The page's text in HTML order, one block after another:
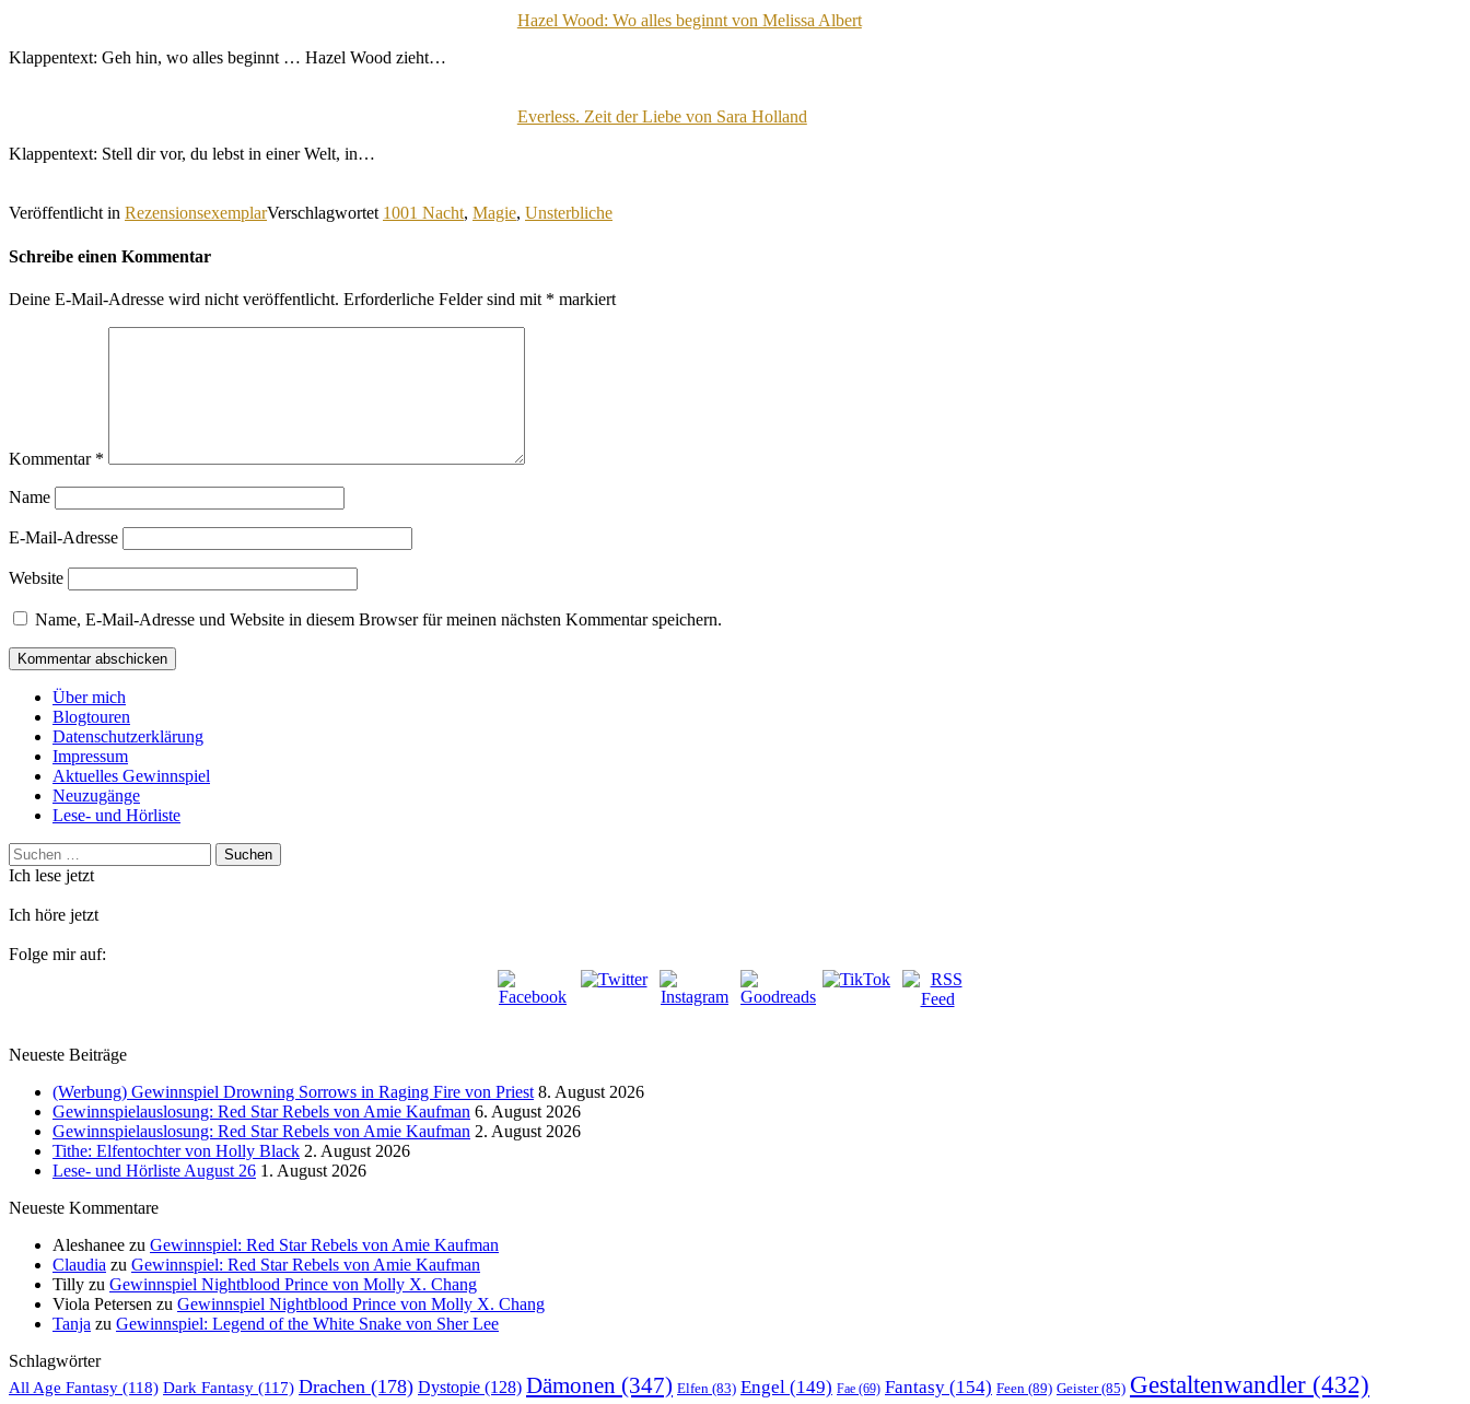
Hazel Wood: Wo alles beginnt von Melissa Albert
Klappentext: Geh hin, wo alles beginnt … Hazel Wood zieht…
Everless. Zeit der Liebe von Sara Holland
Klappentext: Stell dir vor, du lebst in einer Welt, in…
Veröffentlicht in RezensionsexemplarVerschlagwortet 1001 Nacht, Magie, Unsterbliche
Schreibe einen Kommentar
Deine E-Mail-Adresse wird nicht veröffentlicht. Erforderliche Felder sind mit * markiert
Kommentar *
Name
E-Mail-Adresse
Website
Name, E-Mail-Adresse und Website in diesem Browser für meinen nächsten Kommentar speichern.
Über mich
Blogtouren
Datenschutzerklärung
Impressum
Aktuelles Gewinnspiel
Neuzugänge
Lese- und Hörliste
Suchen
nach:
Ich lese jetzt
Ich höre jetzt
Folge mir auf:
Neueste Beiträge
(Werbung) Gewinnspiel Drowning Sorrows in Raging Fire von Priest 8. August 2026
Gewinnspielauslosung: Red Star Rebels von Amie Kaufman 6. August 2026
Gewinnspielauslosung: Red Star Rebels von Amie Kaufman 2. August 2026
Tithe: Elfentochter von Holly Black 2. August 2026
Lese- und Hörliste August 26 1. August 2026
Neueste Kommentare
Aleshanee zu Gewinnspiel: Red Star Rebels von Amie Kaufman
Claudia zu Gewinnspiel: Red Star Rebels von Amie Kaufman
Tilly zu Gewinnspiel Nightblood Prince von Molly X. Chang
Viola Petersen zu Gewinnspiel Nightblood Prince von Molly X. Chang
Tanja zu Gewinnspiel: Legend of the White Snake von Sher Lee
Schlagwörter
All Age Fantasy (118) Dark Fantasy (117) Drachen (178) Dystopie (128) Dämonen (347) Elfen (83) Engel (149) Fae (69) Fantasy (154) Feen (89) Geister(85) Gestaltenwandler (432)